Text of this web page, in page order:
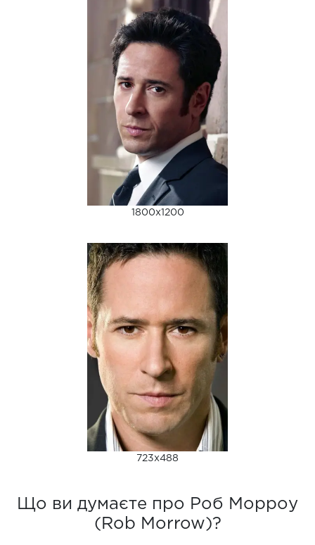
1800x1200
723x488
Що ви думаєте про Роб Морроу
(Rob Morrow)?